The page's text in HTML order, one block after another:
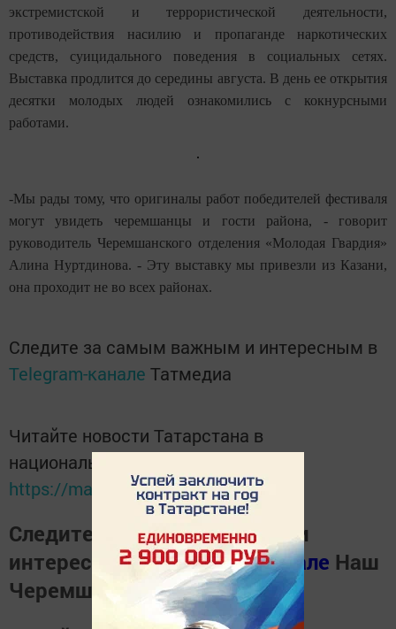
экстремистской и террористической деятельности,
противодействия насилию и пропаганде наркотических
средств, суицидального поведения в социальных сетях.
Выставка продлится до середины августа. В день ее открытия
десятки молодых людей ознакомились с кокнурсными
работами.
-Мы рады тому, что оригиналы работ победителей фестиваля
могут увидеть черемшанцы и гости района, - говорит
руководитель Черемшанского отделения «Молодая Гвардия»
Алина Нуртдинова. - Эту выставку мы привезли из Казани,
она проходит не во всех районах.
Следите за самым важным и интересным в
Telegram-канале Татмедиа
Читайте новости Татарстана в
национальном мессенджере MАХ:
https://max.ru/tatmedia
Следите за самым важным и
интересным вТелеграм канале Наш
Черемшан